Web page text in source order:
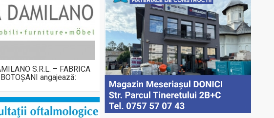
S.R.L. – FABRICA
angajează: